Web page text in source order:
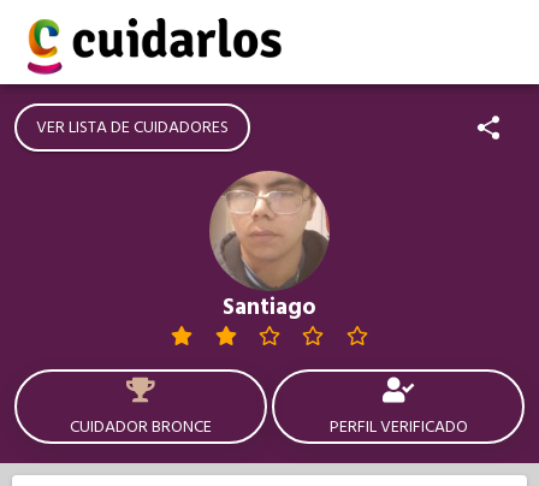
VER LISTA DE CUIDADORES
Santiago
CUIDADOR BRONCE PERFIL VERIFICADO